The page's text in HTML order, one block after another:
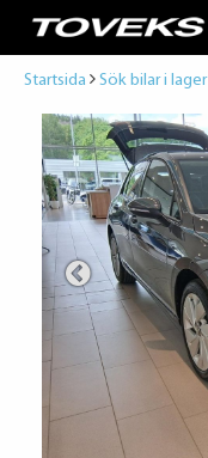
Startsida Sök bilar i lager